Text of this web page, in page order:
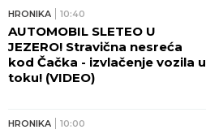
HRONIKA 10:40
AUTOMOBIL SLETEO U
JEZERO! Stravična nesreća
kod Čačka - izvlačenje vozila u
toku! (VIDEO)
HRONIKA 10:00